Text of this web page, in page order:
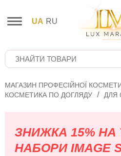
UA RU
МАГАЗИН ПРОФЕСІЙНОЇ
КОСМЕТИКА ПО ДОГЛЯДУ
ДЛЯ
ЗНИЖКА 15% НА
НАБОРИ IMAGE